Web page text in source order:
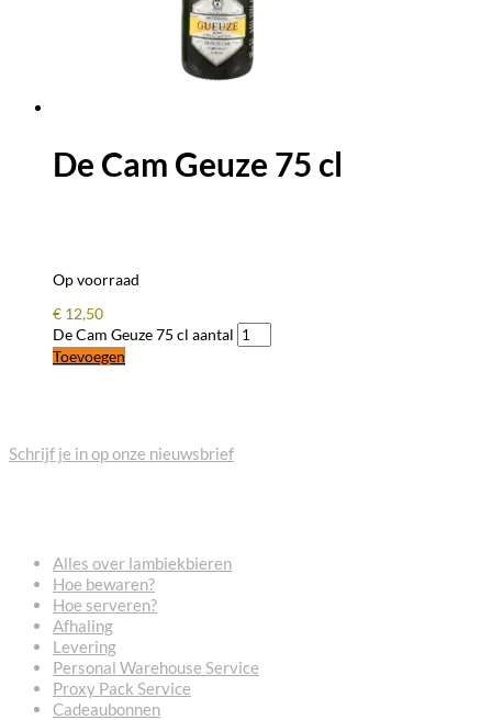
De Cam Geuze 75 cl
Op voorraad
€ 12,50
De Cam Geuze 75 cl aantal
Toevoegen
Schrijf je in op onze nieuwsbrief
Alles over lambiekbieren
Hoe bewaren?
Hoe serveren?
Afhaling
Levering
Personal Warehouse Service
Proxy Pack Service
Cadeaubonnen